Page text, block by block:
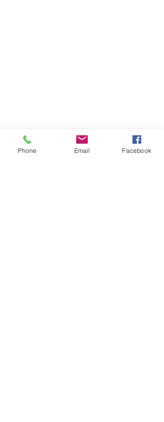
Phone Email Facebook